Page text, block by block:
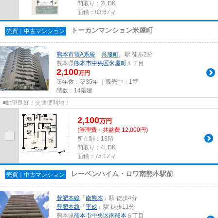
間取り：2LDK
面積：83.67㎡
売買｜中古マンション トーカンマンション米屋町
熊本市電A系統 「 呉服町 」駅 徒歩2分
熊本県熊本市中央区米屋町 １丁目
2,100万円
築年数：築35年 ｜販売中： 1室
階数：14階建
■眺望良好！交通便利地！
2,100万円
(管理費・共益費 12,000円)
所在階：13階
間取り：4LDK
面積：75.12㎡
売買｜中古マンション レーベンハイム・ロワ南熊本駅前
豊肥本線 「 南熊本 」駅 徒歩4分
豊肥本線 「 平成 」駅 徒歩11分
熊本県熊本市中央区南熊本 ５丁目